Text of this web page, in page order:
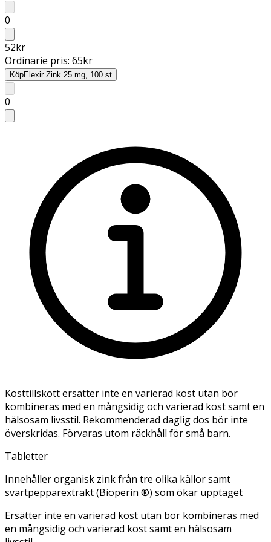
0
52kr
Ordinarie pris: 65kr
KöpElexir Zink 25 mg, 100 st
0
Kosttillskott ersätter inte en varierad kost utan bör
kombineras med en mångsidig och varierad kost samt en
hälsosam livsstil. Rekommenderad daglig dos bör inte
överskridas. Förvaras utom räckhåll för små barn.
Tabletter
Innehåller organisk zink från tre olika källor samt
svartpepparextrakt (Bioperin ®) som ökar upptaget
Ersätter inte en varierad kost utan bör kombineras med
en mångsidig och varierad kost samt en hälsosam